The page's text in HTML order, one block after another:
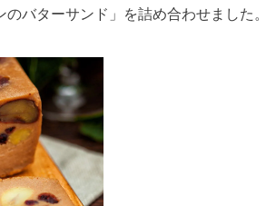
バターサンド」を詰め合わせました。